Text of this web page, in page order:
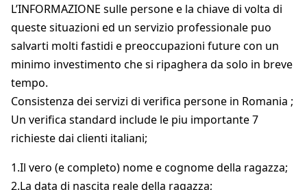
L’INFORMAZIONE sulle persone e la chiave di volta di
queste situazioni ed un servizio professionale puo
salvarti molti fastidi e preoccupazioni future con un
minimo investimento che si ripaghera da solo in breve
tempo.
Consistenza dei servizi di verifica persone in Romania ;
Un verifica standard include le piu importante 7
richieste dai clienti italiani;
1.Il vero (e completo) nome e cognome della ragazza;
2.La data di nascita reale della ragazza;